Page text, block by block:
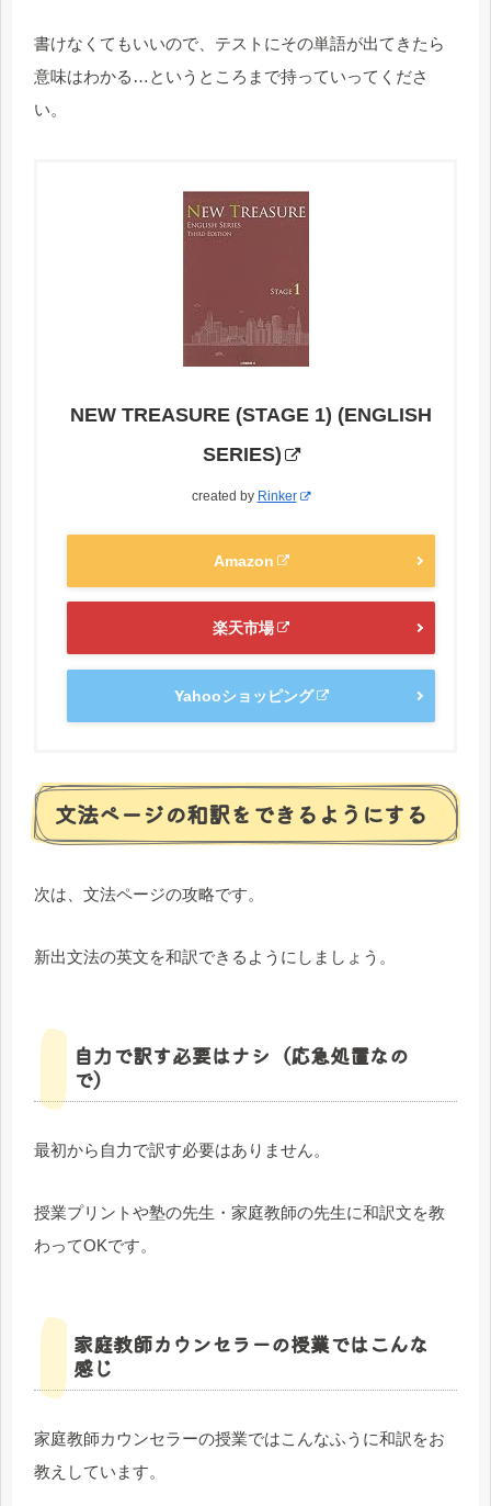
書けなくてもいいので、テストにその単語が出てきたら
意味はわかる…というところまで持っていってくださ
い。
NEW TREASURE (STAGE 1) (ENGLISH
SERIES)
created by Rinker
Amazon
楽天市場
Yahooショッピング
文法ページの和訳をできるようにする
次は、文法ページの攻略です。
新出文法の英文を和訳できるようにしましょう。
自力で訳す必要はナシ（応急処置なの
で）
最初から自力で訳す必要はありません。
授業プリントや塾の先生・家庭教師の先生に和訳文を教
わってOKです。
家庭教師カウンセラーの授業ではこんな
感じ
家庭教師カウンセラーの授業ではこんなふうに和訳をお
教えしています。